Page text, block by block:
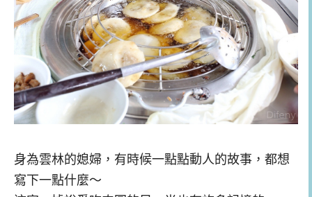
身為雲林的媳婦，有時候一點點動人的故事，都想
寫下一點什麼～